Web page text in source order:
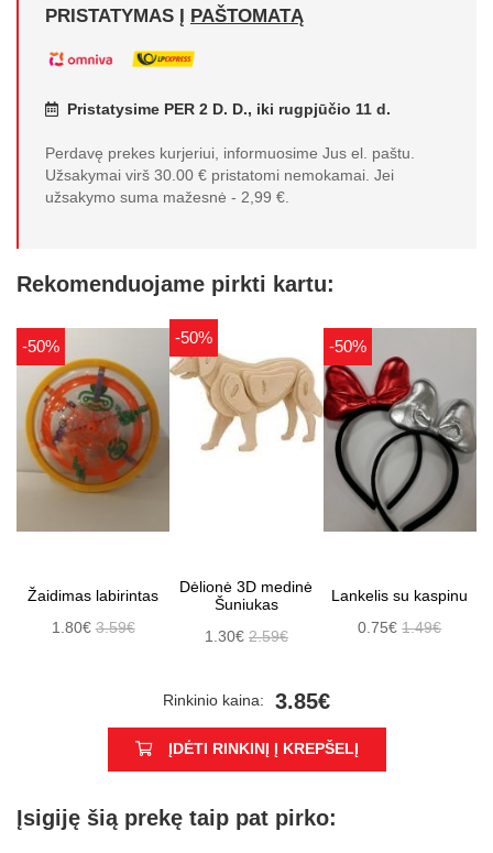
PRISTATYMAS Į PAŠTOMATĄ
Pristatysime PER 2 D. D., iki rugpjūčio 11 d.
Perdavę prekes kurjeriui, informuosime Jus el. paštu.
Užsakymai virš 30.00 € pristatomi nemokamai. Jei
užsakymo suma mažesnė - 2,99 €.
Rekomenduojame pirkti kartu:
-50%
Žaidimas labirintas
1.80€3.59€
-50%
Dėlionė 3D medinė
Šuniukas
1.30€ 2.59€
-50%
Lankelis su kaspinu
0.75€1.49€
Rinkinio kaina: 3.85€
ĮDĖTI RINKINĮ Į KREPŠELĮ
Įsigiję šią prekę taip pat pirko: